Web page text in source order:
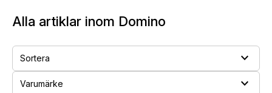
Alla artiklar inom Domino
Sortera expand_more
Varumärke expand_more